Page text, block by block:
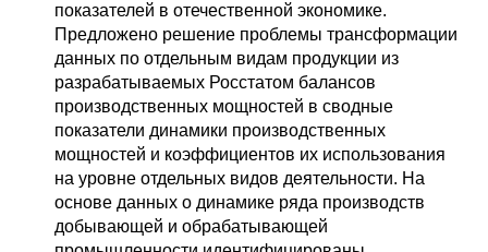
Российская Система Климатического
Мониторинга
Центр «Климатическая политика и
экономика России»
Образование и карьера
Кафедра МФТИ
показателей в отечественной экономике.
Предложено решение проблемы трансформации
данных по отдельным видам продукции из
разрабатываемых Росстатом балансов
производственных мощностей в сводные
показатели динамики производственных
мощностей и коэффициентов их использования
на уровне отдельных видов деятельности. На
основе данных о динамике ряда производств
добывающей и обрабатывающей